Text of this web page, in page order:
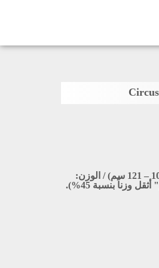
الطول: (40 – 48 سم) / باع الجناح: (100 – 121 سم) / الوزن: